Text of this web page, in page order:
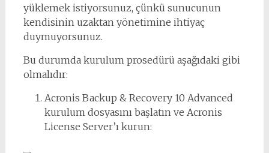
yüklemek istiyorsunuz, çünkü sunucunun
kendisinin uzaktan yönetimine ihtiyaç
duymuyorsunuz.
Bu durumda kurulum prosedürü aşağıdaki gibi
olmalıdır:
Acronis Backup & Recovery 10 Advanced
kurulum dosyasını başlatın ve Acronis
License Server’ı kurun: